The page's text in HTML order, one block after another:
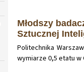
Młodszy
Sztucznej
Politechnika
wymiarze 0,5 etatu